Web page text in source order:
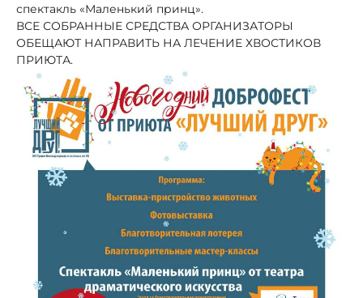
спектакль «Маленький принц».
ВСЕ СОБРАННЫЕ СРЕДСТВА ОРГАНИЗАТОРЫ
ОБЕЩАЮТ НАПРАВИТЬ НА ЛЕЧЕНИЕ ХВОСТИКОВ
ПРИЮТА.